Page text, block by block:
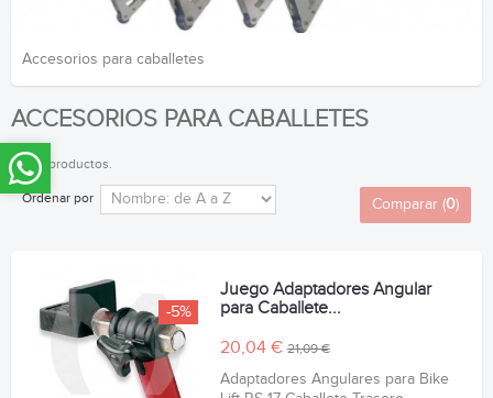
Accesorios para caballetes
ACCESORIOS PARA CABALLETES
Hay 4 productos.
Ordenar por Comparar (0)
-5%
Juego Adaptadores Angular
para Caballete...
20,04 €21,09 €
Adaptadores Angulares para Bike